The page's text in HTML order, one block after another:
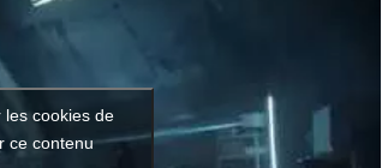
cookies de
ce contenu